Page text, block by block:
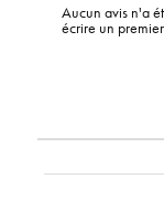
Aucun avis n'a
écrire un